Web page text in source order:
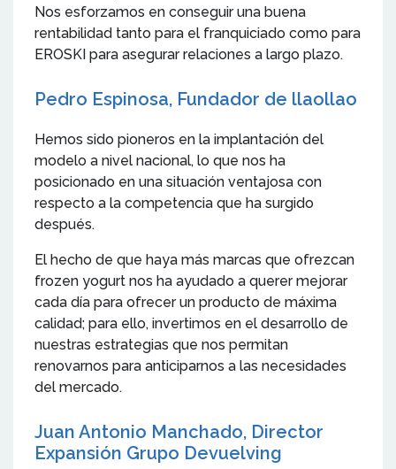
Nos esforzamos en conseguir una buena
rentabilidad tanto para el franquiciado como para
EROSKI para asegurar relaciones a largo plazo.
Pedro Espinosa, Fundador de llaollao
Hemos sido pioneros en la implantación del
modelo a nivel nacional, lo que nos ha
posicionado en una situación ventajosa con
respecto a la competencia que ha surgido
después.
El hecho de que haya más marcas que ofrezcan
frozen yogurt nos ha ayudado a querer mejorar
cada día para ofrecer un producto de máxima
calidad; para ello, invertimos en el desarrollo de
nuestras estrategias que nos permitan
renovarnos para anticiparnos a las necesidades
del mercado.
Juan Antonio Manchado, Director
Expansión Grupo Devuelving